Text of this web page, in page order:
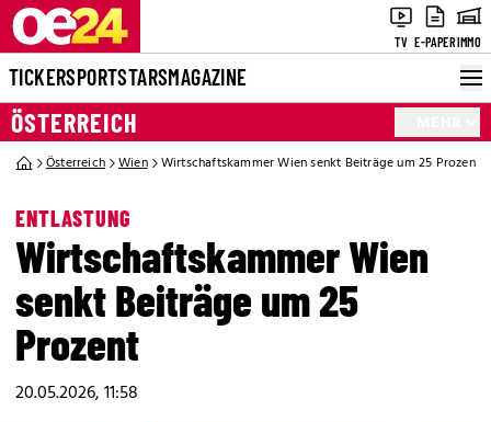
TV E-PAPERIMMO
TICKERSPORTSTARSMAGAZINE
ÖSTERREICH
Österreich Wien Wirtschaftskammer Wien senkt Beiträge um 25 Prozent
ENTLASTUNG
Wirtschaftskammer Wien
senkt Beiträge um 25
Prozent
20.05.2026, 11:58